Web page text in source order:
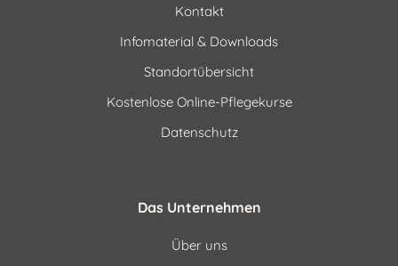
Kontakt
Infomaterial & Downloads
Standortübersicht
Kostenlose Online-Pflegekurse
Datenschutz
Das Unternehmen
Über uns